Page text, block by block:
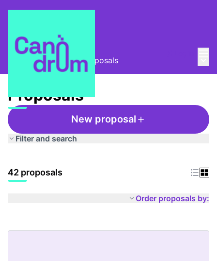
Taula Comunitària / Proposals
Proposals
New proposal
Filter and search
42 proposals
Order proposals by: